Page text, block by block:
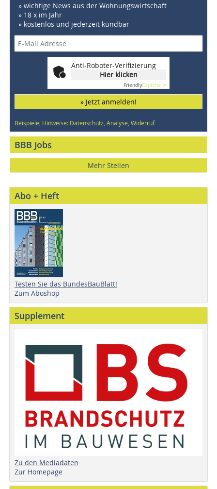
» wichtige News aus der Wohnungswirtschaft
» 18 x im Jahr
» kostenlos und jederzeit kündbar
Anti-Roboter-Verifizierung
Hier klicken
FriendlyCaptcha ⇗
» Jetzt anmelden!
Beispiele, Hinweise: Datenschutz, Analyse, Widerruf
BBB Jobs
Mehr Stellen
Abo + Heft
Testen Sie das BundesBauBlatt!
Zum Aboshop
Supplement
Zu den Mediadaten
Zur Homepage